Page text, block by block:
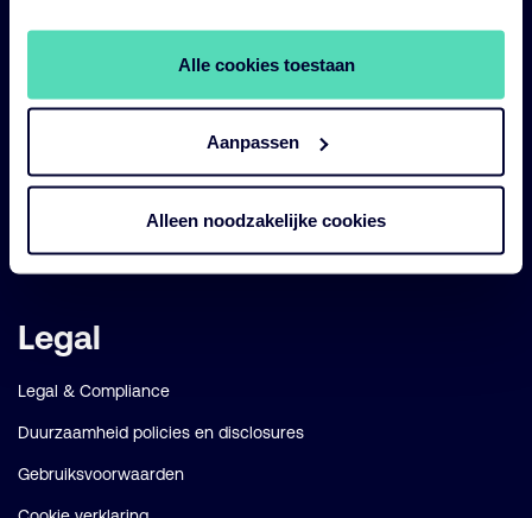
Alle cookies toestaan
Aanpassen
Alleen noodzakelijke cookies
Impact
Legal
Legal & Compliance
Duurzaamheid policies en disclosures
Gebruiksvoorwaarden